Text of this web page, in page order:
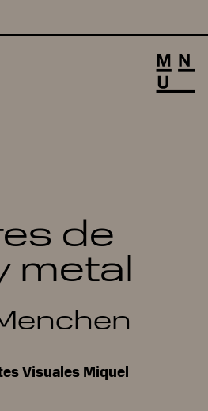
de
metal
Visuales Miquel